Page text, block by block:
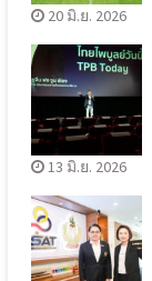
20 มิ.ย. 2026
13 มิ.ย. 2026